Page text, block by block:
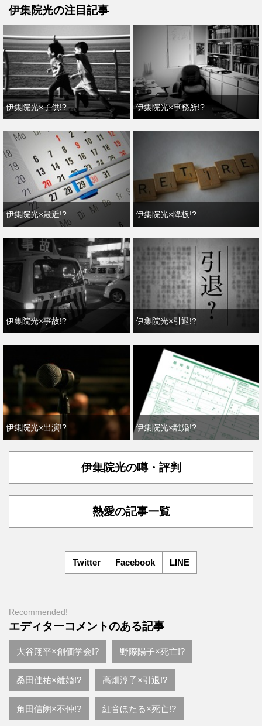
伊集院光の注目記事
伊集院光×子供!? 伊集院光×事務所!?
伊集院光×最近!? 伊集院光×降板!?
伊集院光×事故!? 伊集院光×引退!?
伊集院光×出演!? 伊集院光×離婚!?
伊集院光の噂・評判
熱愛の記事一覧
Twitter Facebook LINE
Recommended!
エディターコメントのある記事
大谷翔平×創価学会!? 野際陽子×死亡!?
桑田佳祐×離婚!? 高畑淳子×引退!?
角田信朗×不仲!? 紅音ほたる×死亡!?